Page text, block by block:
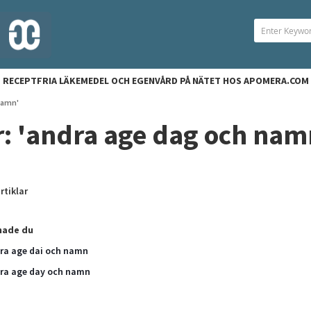
RECEPTFRIA LÄKEMEDEL OCH EGENVÅRD PÅ NÄTET HOS APOMERA.COM
'andra age dag och
du
age dai och namn
age day och namn